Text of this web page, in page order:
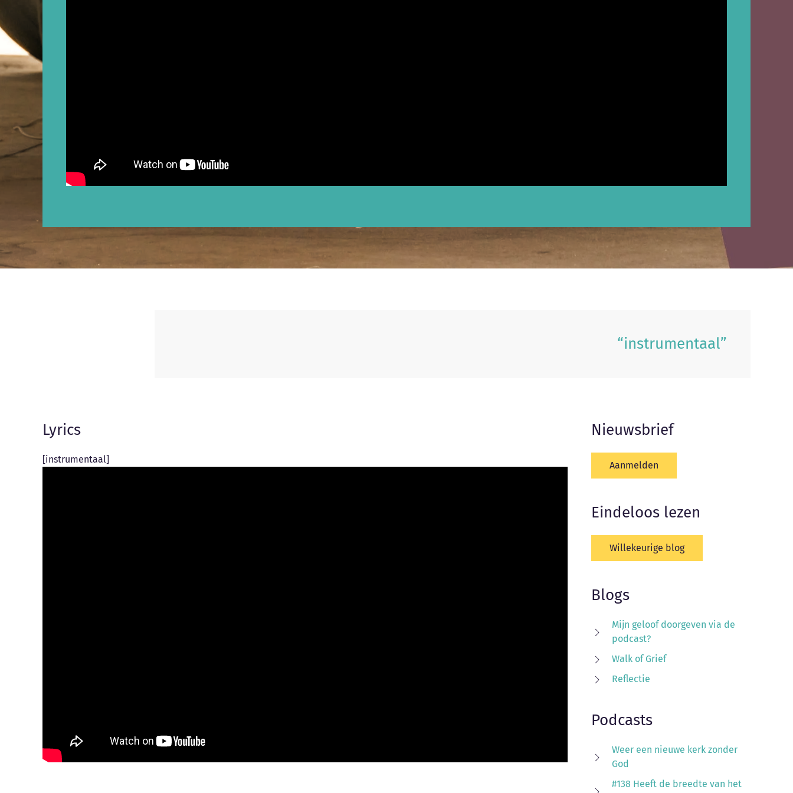
“instrumentaal”
Lyrics
[instrumentaal]
Nieuwsbrief
Aanmelden
Eindeloos lezen
Willekeurige blog
Blogs
Mijn geloof doorgeven via de
podcast?
Walk of Grief
Reflectie
Podcasts
Weer een nieuwe kerk zonder
God
#138 Heeft de breedte van het